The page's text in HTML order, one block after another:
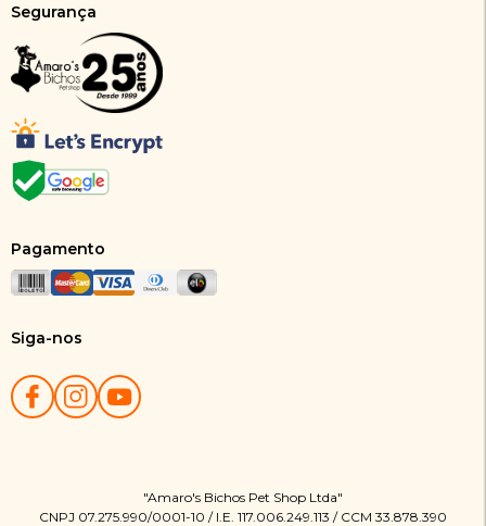
Segurança
Pagamento
Siga-nos
"Amaro's Bichos Pet Shop Ltda"
CNPJ 07.275.990/0001-10 / I.E. 117.006.249.113 / CCM 33.878.390